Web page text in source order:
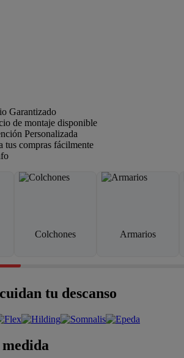
Garantizado
de montaje disponible
Personalizada
tus compras fácilmente
Colchones Armarios
tu descanso